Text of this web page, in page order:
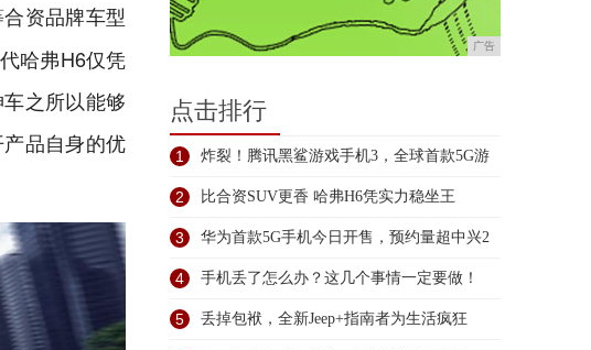
资品牌车型
哈弗H6仅凭
之所以能够
品自身的优
广告
点击排行
1 炸裂！腾讯黑鲨游戏手机3，全球首款5G游
2 比合资SUV更香 哈弗H6凭实力稳坐王
3 华为首款5G手机今日开售，预约量超中兴2
4 手机丢了怎么办？这几个事情一定要做！
5 丢掉包袱，全新Jeep+指南者为生活疯狂